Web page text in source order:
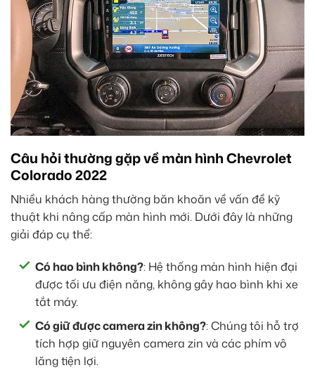
Câu hỏi thường gặp về màn hình Chevrolet
Colorado 2022
Nhiều khách hàng thường băn khoăn về vấn đề kỹ
thuật khi nâng cấp màn hình mới. Dưới đây là những
giải đáp cụ thể:
Có hao bình không?: Hệ thống màn hình hiện đại
được tối ưu điện năng, không gây hao bình khi xe
tắt máy.
Có giữ được camera zin không?: Chúng tôi hỗ trợ
tích hợp giữ nguyên camera zin và các phím vô
lăng tiện lợi.